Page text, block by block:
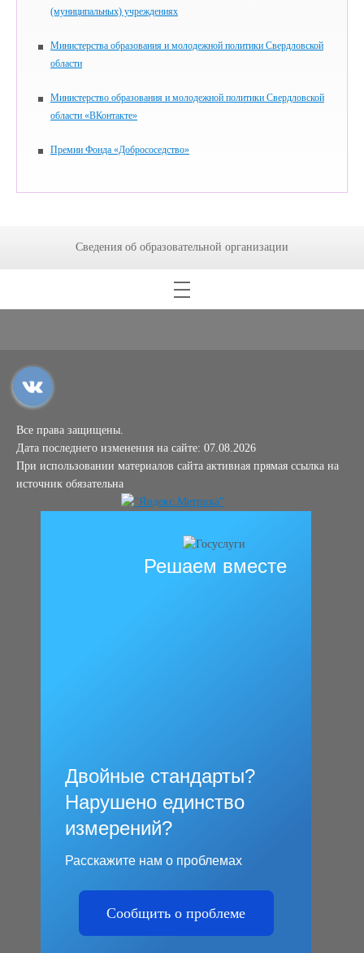
(муниципальных) учреждениях
Министерства образования и молодежной политики Свердловской
области
Министерство образования и молодежной политики Свердловской
области «ВКонтакте»
Премии Фонда «Добрососедство»
Сведения об образовательной организации
Все права защищены.
Дата последнего изменения на сайте: 07.08.2026
При использовании материалов сайта активная прямая ссылка на
источник обязательна
Решаем вместе
Двойные стандарты?
Нарушено единство
измерений?
Расскажите нам о проблемах
Сообщить о проблеме